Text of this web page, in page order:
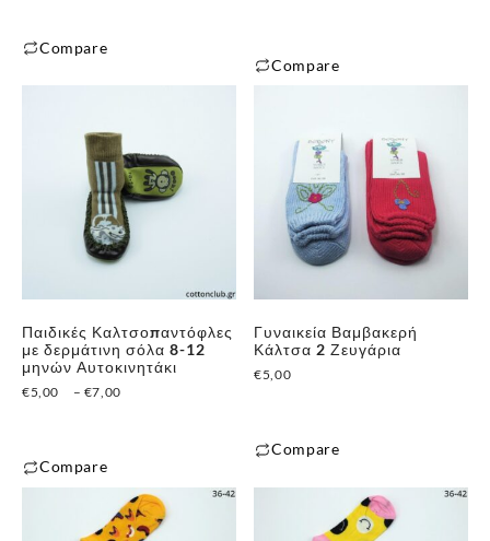
Compare
Compare
Παιδικές Καλτσοπαντόφλες
με δερμάτινη σόλα 8-12
μηνών Αυτοκινητάκι
€5,00 – €7,00
Compare
Αυτό
Γυναικεία Βαμβακερή
Κάλτσα 2 Ζευγάρια
€5,00
Compare